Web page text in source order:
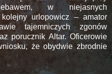
w niejasnych
urlopowicz – amator
tajemniczych zgonów
porucznik Altar. Oficerowie
że obydwie zbrodnie